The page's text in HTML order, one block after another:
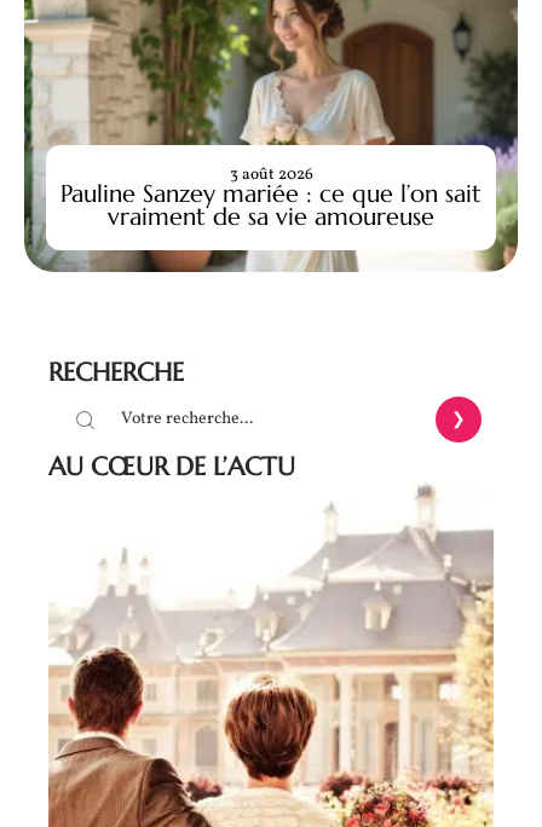
Pauline Sanzey mariée : ce que l’on sait
vraiment de sa vie amoureuse
3 août 2026
RECHERCHE
AU CŒUR DE L’ACTU